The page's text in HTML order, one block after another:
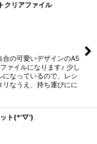
クリアファイル
合の可愛いデザインのA5
ァイルになります♪ 少し
なっているので、レシ
なうえ、持ち運びにに
ット(*'▽')